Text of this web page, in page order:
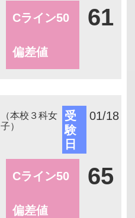
Cライン50
偏差値
61
（本校３科女
子）
受
験
日
01/18
Cライン50
偏差値
65